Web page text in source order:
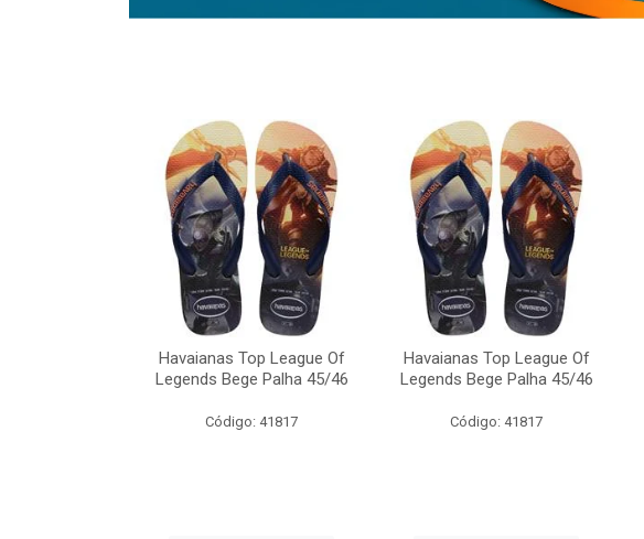
Havaianas Top League Of
Legends Bege Palha 45/46
Código: 41817
Havaianas Top League Of
Legends Bege Palha 45/46
Código: 41817